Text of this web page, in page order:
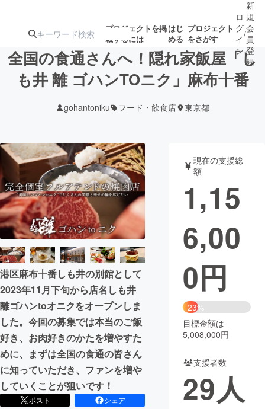
プロジェクトを掲
載するには
はじ
める
プロジェクト
をさがす
ターン
ジェクト
募集終了が近いプ
ロジェクト
アート・写真 音楽
テクノロジー・ガジェット ゲーム・サ
映像・映画
ビジネス・起業
まちづくり・地域活性化
CAMPFIRE for Social Good
CAMPFIRE Creation
CAMPFIREふるさと納税machi-ya コミュニティ
ロ
グ
イ
ン
/
新
規
会
員
登
録
全国の食通さんへ！隠れ家飯屋「し
も井 離 ゴハンTOニク」麻布十番
gohantoniku フード・飲食店 東京都
港区麻布十番しも井の別館として
2023年11月下旬から店名しも井
離ゴハンtoオニクをオープンしま
した。今回の募集では本当のご飯
好き、お肉好きのかたを増やすた
めに、まずは全国の食通の皆さん
に知っていただき、ファンを増や
していくことが狙いです！
ポスト
シェア
現在の支援総
額
1,15
6,00
0円
23%
目標金額は
5,008,000円
支援者数
29人